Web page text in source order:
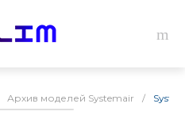
Архив моделей Systemair /